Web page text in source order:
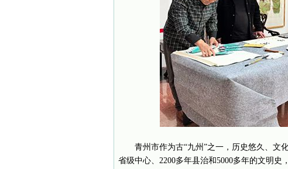
青州市作为古“九州”之一，历史悠久、文
省级中心、2200多年县治和5000多年的文明